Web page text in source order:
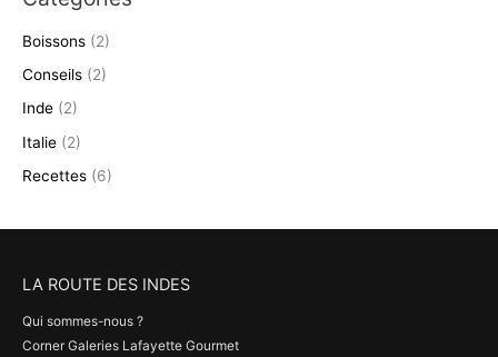
Boissons (2)
Conseils (2)
Inde (2)
Italie (2)
Recettes (6)
LA ROUTE DES INDES
Qui sommes-nous ?
Corner Galeries Lafayette Gourmet